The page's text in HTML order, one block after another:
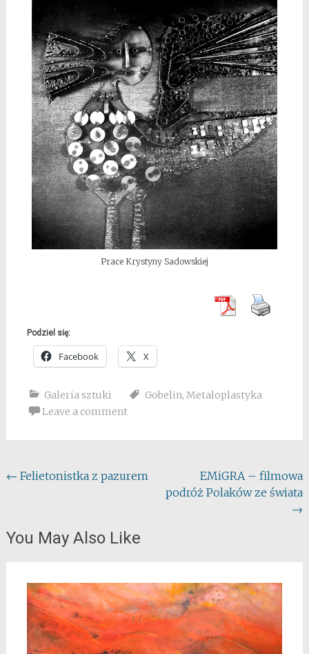
Prace Krystyny Sadowskiej
Podziel się:
Facebook X
Galeria sztuki Gobelin, Metaloplastyka
Leave a comment
Post
← Felietonistka z pazurem
EMiGRA – filmowa
podróż Polaków ze świata
→
You May Also Like